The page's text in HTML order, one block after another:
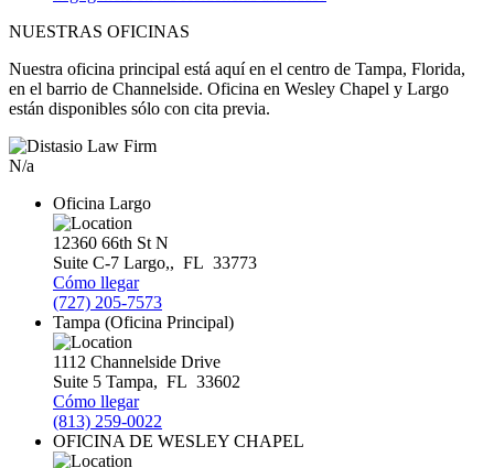
NUESTRAS OFICINAS
Nuestra oficina principal está aquí en el centro de Tampa, Florida,
en el barrio de Channelside. Oficina en Wesley Chapel y Largo
están disponibles sólo con cita previa.
N/a
Oficina Largo
12360 66th St N
Suite C-7 Largo,, FL 33773
Cómo llegar
(727) 205-7573
Tampa (Oficina Principal)
1112 Channelside Drive
Suite 5 Tampa, FL 33602
Cómo llegar
(813) 259-0022
OFICINA DE WESLEY CHAPEL